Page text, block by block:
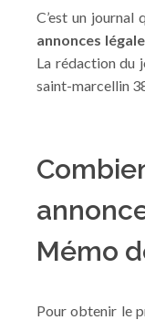
C’est un
annonces
La rédaction du
saint-marcellin
Mémo
Pour obtenir le